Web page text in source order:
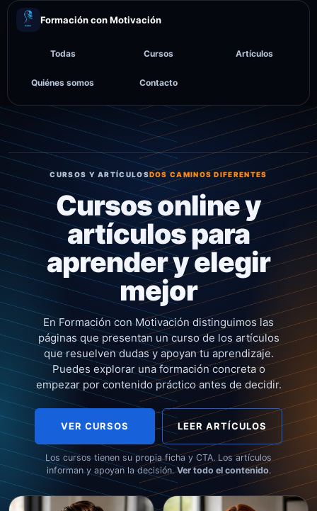
Formación con Motivación
Todas Cursos Artículos
Quiénes somos Contacto
CURSOS Y ARTÍCULOSDOS CAMINOS DIFERENTES
Cursos online y
artículos para
aprender y elegir
mejor
En Formación con Motivación distinguimos las
páginas que presentan un curso de los artículos
que resuelven dudas y apoyan tu aprendizaje.
Puedes explorar una formación concreta o
empezar por contenido práctico antes de decidir.
VER CURSOS LEER ARTÍCULOS
Los cursos tienen su propia ficha y CTA. Los artículos
informan y apoyan la decisión.Ver todo el contenido.